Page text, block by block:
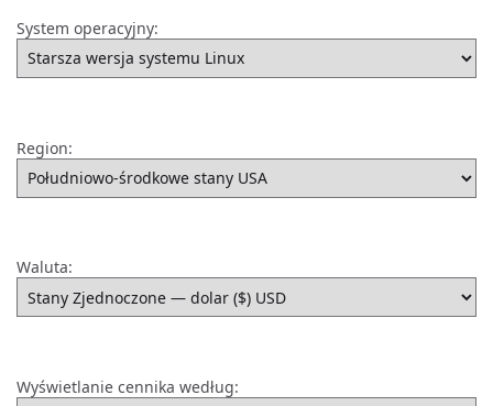
System operacyjny:
Region:
Waluta:
Wyświetlanie cennika według: